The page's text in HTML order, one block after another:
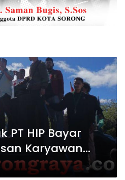
PT HIP Bayar
Karyawan